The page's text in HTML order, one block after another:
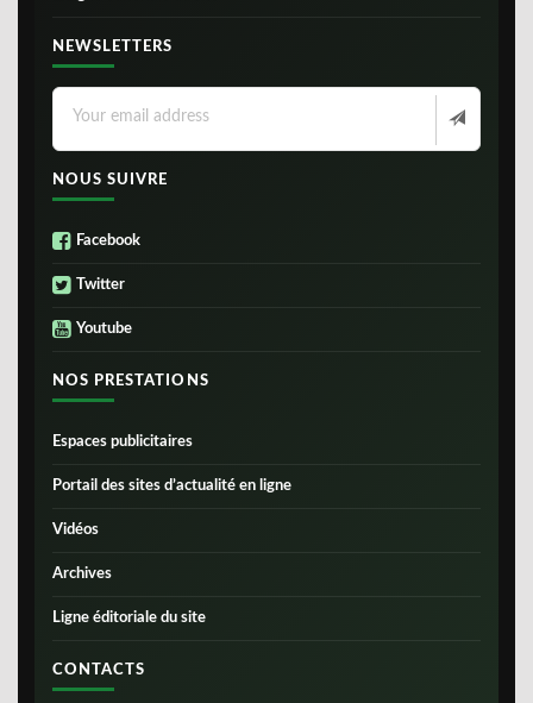
NEWSLETTERS
NOUS SUIVRE
Facebook
Twitter
Youtube
NOS PRESTATIONS
Espaces publicitaires
Portail des sites d’actualité en ligne
Vidéos
Archives
Ligne éditoriale du site
CONTACTS